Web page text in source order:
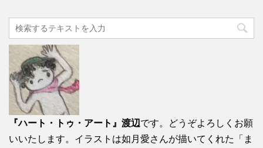
『ハート・トゥ・アート』渡辺です。どうぞよろしくお願
いいたします。イラストは如月愛さんが描いてくれた「ま